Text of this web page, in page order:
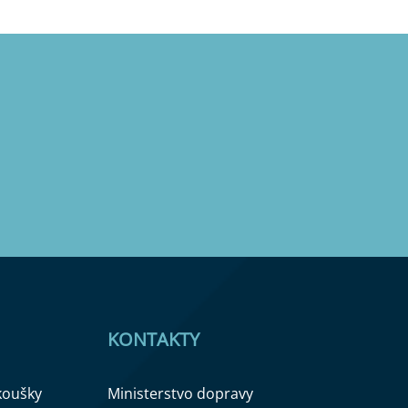
KONTAKTY
Ministerstvo dopravy